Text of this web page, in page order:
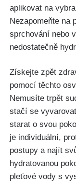
aplikovat na
Nezapomeňte na
sprchování nebo
nedostatečně
Získejte zpět
pomocí těchto
Nemusíte trpět
stačí se
starat⁤ o svou
je individuální,
postupy ‍a najít
hydratovanou
pleťové vody s